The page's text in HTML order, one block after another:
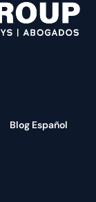
Blog Español